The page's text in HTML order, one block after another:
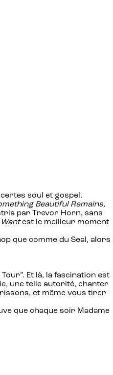
soul et gospel.
Beautiful Remains,
par Trevor Horn, sans
est le meilleur moment
que comme du Seal, alors
Et là, la fascination est
une telle autorité, chanter
et même vous tirer
que chaque soir Madame